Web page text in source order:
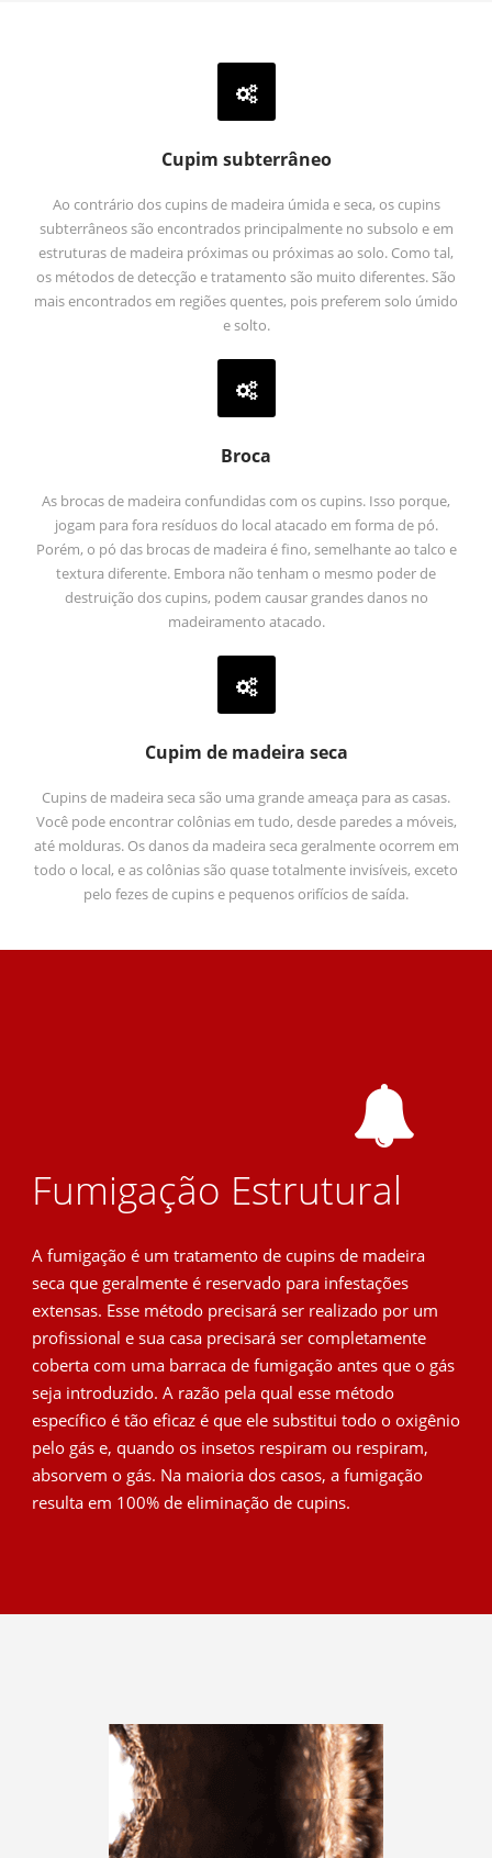
Cupim subterrâneo
Ao contrário dos cupins de madeira úmida e seca, os cupins
subterrâneos são encontrados principalmente no subsolo e em
estruturas de madeira próximas ou próximas ao solo. Como tal,
os métodos de detecção e tratamento são muito diferentes. São
mais encontrados em regiões quentes, pois preferem solo úmido
e solto.
Broca
As brocas de madeira confundidas com os cupins. Isso porque,
jogam para fora resíduos do local atacado em forma de pó.
Porém, o pó das brocas de madeira é fino, semelhante ao talco e
textura diferente. Embora não tenham o mesmo poder de
destruição dos cupins, podem causar grandes danos no
madeiramento atacado.
Cupim de madeira seca
Cupins de madeira seca são uma grande ameaça para as casas.
Você pode encontrar colônias em tudo, desde paredes a móveis,
até molduras. Os danos da madeira seca geralmente ocorrem em
todo o local, e as colônias são quase totalmente invisíveis, exceto
pelo fezes de cupins e pequenos orifícios de saída.
Fumigação Estrutural
A fumigação é um tratamento de cupins de madeira
seca que geralmente é reservado para infestações
extensas. Esse método precisará ser realizado por um
profissional e sua casa precisará ser completamente
coberta com uma barraca de fumigação antes que o gás
seja introduzido. A razão pela qual esse método
específico é tão eficaz é que ele substitui todo o oxigênio
pelo gás e, quando os insetos respiram ou respiram,
absorvem o gás. Na maioria dos casos, a fumigação
resulta em 100% de eliminação de cupins.